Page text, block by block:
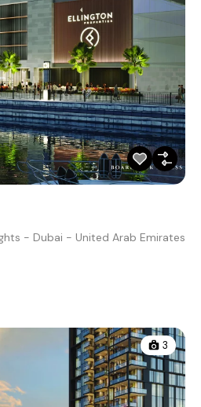
- Dubai - United Arab Emirates
3